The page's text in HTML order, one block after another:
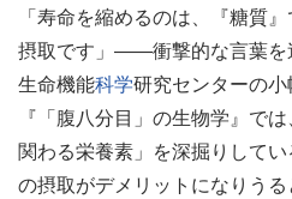
「寿命を縮めるのは、『糖質
摂取です」――衝撃的な言葉を
生命機能科学研究センターの
『「腹八分目」の生物学』で
関わる栄養素」を深掘りして
の摂取がデメリットになりう